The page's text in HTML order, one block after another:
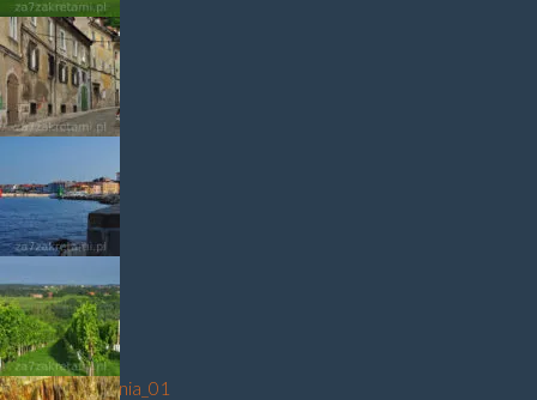
górki
Słowenii_01
winniecesłowenia_01